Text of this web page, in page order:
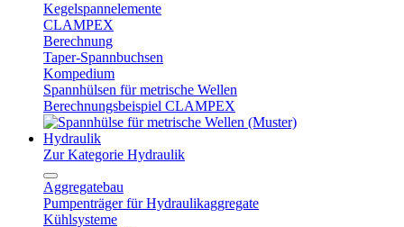
Kegelspannelemente
CLAMPEX
Berechnung
Taper-Spannbuchsen
Kompedium
Spannhülsen für metrische Wellen
Berechnungsbeispiel CLAMPEX
Hydraulik
Zur Kategorie Hydraulik
Aggregatebau
Pumpenträger für Hydraulikaggregate
Kühlsysteme